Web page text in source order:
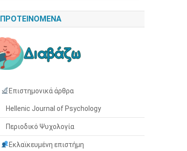
ΠΡΟΤΕΙΝΌΜΕΝΑ
Επιστημονικά άρθρα
Hellenic Journal of Psychology
Περιοδικό Ψυχολογία
Εκλαϊκευμένη επιστήμη